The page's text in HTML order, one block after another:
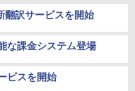
翻訳サービスを開始
な課金システム登場
ビスを開始